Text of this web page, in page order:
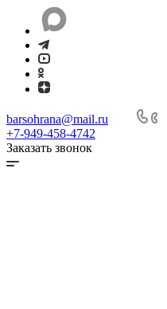
barsohrana@mail.ru
+7-949-458-4742
Заказать звонок